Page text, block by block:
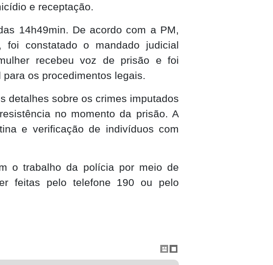
e receptação.
14h49min. De acordo com a PM,
foi constatado o mandado judicial
recebeu voz de prisão e foi
os procedimentos legais.
detalhes sobre os crimes imputados
no momento da prisão. A
e verificação de indivíduos com
o trabalho da polícia por meio de
feitas pelo telefone 190 ou pelo